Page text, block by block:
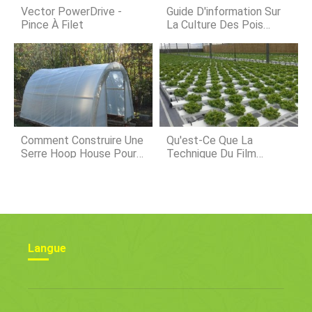
des pommiers, mais quen est-il des
autres nutriments ?
Vector PowerDrive -
Pince À Filet
Guide D'information Sur
La Culture Des Pois
Comment Construire Une
Serre Hoop House Pour
Qu'est-Ce Que La
Technique Du Film
Langue